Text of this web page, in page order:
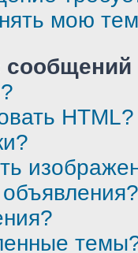
мою
HTML?